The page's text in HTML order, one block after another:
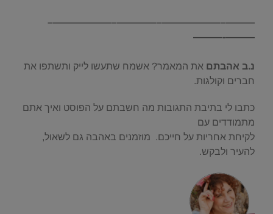
———–——————–————–——————–
———-———
נ.ב אהבתם את המאמר? אשמח שתעשו לייק ותשתפו את
חברים וקולגות.
כתבו לי בתיבת התגובות מה חשבתם על הפוסט ואיך אתם
מתמודדים עם
לקיחת אחריות על חייכם. מוזמנים באהבה גם לשאול,
להעיר ולבקש.